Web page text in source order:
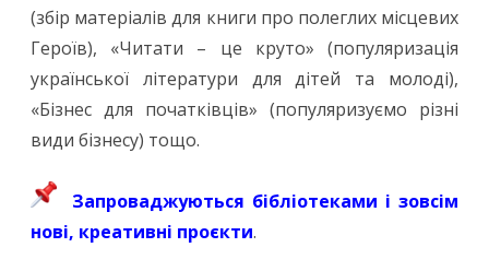
(збір матеріалів для книги про полеглих місцевих
Героїв), «Читати – це круто» (популяризація
української літератури для дітей та молоді),
«Бізнес для початківців» (популяризуємо різні
види бізнесу) тощо.
Запроваджуються бібліотеками і зовсім
нові, креативні проєкти.